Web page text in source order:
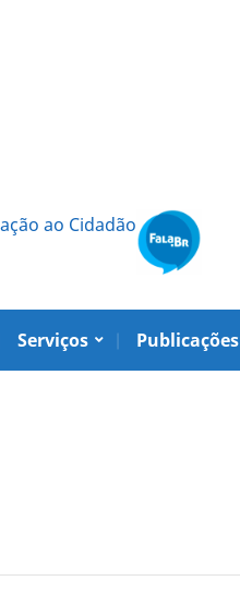
ao Cidadão
Serviços Publicações